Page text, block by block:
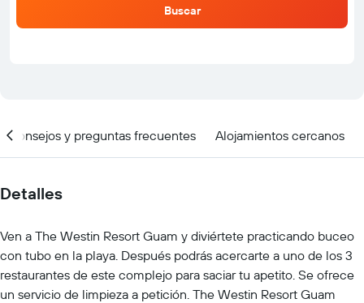
Buscar
Consejos y preguntas frecuentes Alojamientos cercanos
Detalles
Ven a The Westin Resort Guam y diviértete practicando buceo
con tubo en la playa. Después podrás acercarte a uno de los 3
restaurantes de este complejo para saciar tu apetito. Se ofrece
un servicio de limpieza a petición. The Westin Resort Guam